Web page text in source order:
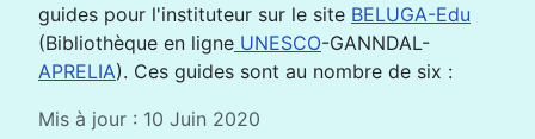
guides pour l'instituteur sur le site BELUGA-Edu
(Bibliothèque en ligne UNESCO-GANNDAL-
APRELIA). Ces guides sont au nombre de six :
Mis à jour : 10 Juin 2020